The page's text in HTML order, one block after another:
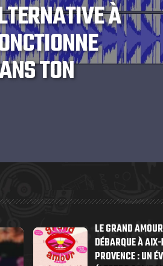
À
TON
LE GRAND
DÉBARQUE À
PROVENCE : UN